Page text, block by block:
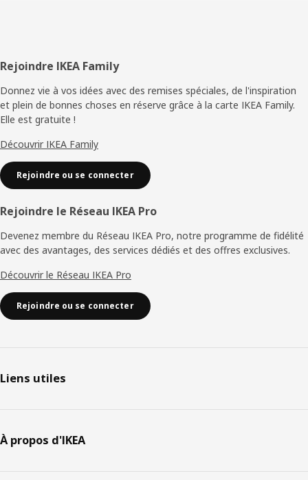
Pied
de
page
Rejoindre IKEA Family
Donnez vie à vos idées avec des remises spéciales, de l'inspiration
et plein de bonnes choses en réserve grâce à la carte IKEA Family.
Elle est gratuite !
Découvrir IKEA Family
Rejoindre ou se connecter
Rejoindre le Réseau IKEA Pro
Devenez membre du Réseau IKEA Pro, notre programme de fidélité
avec des avantages, des services dédiés et des offres exclusives.
Découvrir le Réseau IKEA Pro
Rejoindre ou se connecter
Liens utiles
À propos d'IKEA